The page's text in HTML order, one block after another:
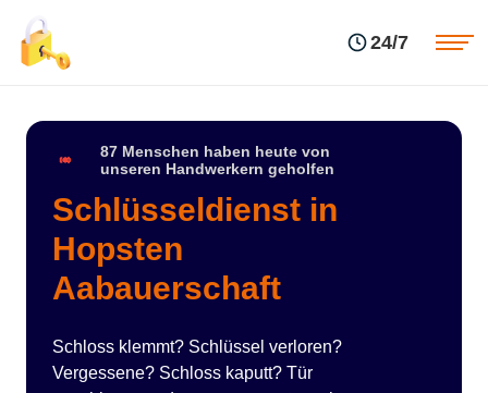
24/7
87 Menschen haben heute von
unseren Handwerkern geholfen
Schlüsseldienst in
Hopsten
Aabauerschaft
Schloss klemmt? Schlüssel verloren?
Vergessene? Schloss kaputt? Tür